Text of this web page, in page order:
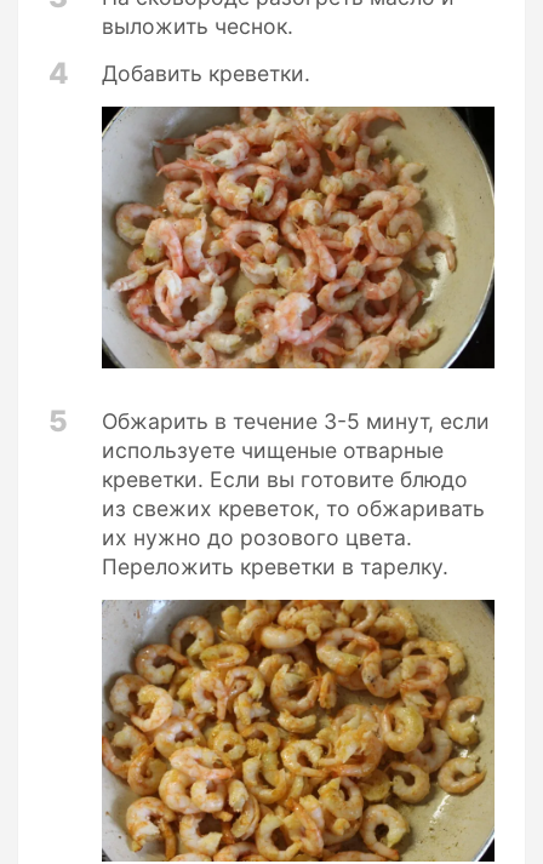
выложить чеснок.
4 Добавить креветки.
5
Обжарить в течение 3-5 минут, если
используете чищеные отварные
креветки. Если вы готовите блюдо
из свежих креветок, то обжаривать
их нужно до розового цвета.
Переложить креветки в тарелку.